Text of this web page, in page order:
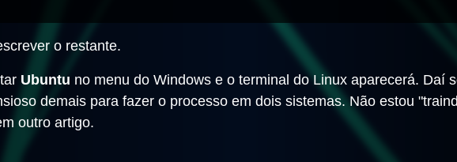
o restante.
Ubuntu no menu do Windows e o terminal do Linux aparecerá. Daí
demais para fazer o processo em dois sistemas. Não estou
outro artigo.